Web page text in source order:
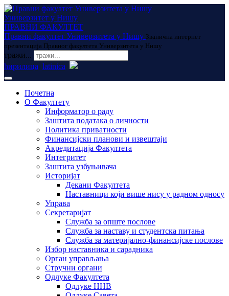
Универзитет у Нишу
ПРАВНИ ФАКУЛТЕТ
Правни факултет Универзитета у Нишу Званична интернет
презентација Правног факултета Универзитета у Нишу
тражи...
ћирилица latinica
Почетна
О Факултету
Информатор о раду
Заштита података о личности
Политика приватности
Финансијски планови и извештаји
Акредитација Факултета
Интегритет
Заштита узбуњивача
Историјат
Декани Факултета
Наставници који више нису у радном односу
Управа
Секретаријат
Служба за опште послове
Служба за наставу и студентска питања
Служба за материјално-финансијске послове
Избор наставника и сарадника
Oрган управљања
Стручни органи
Одлуке Факултета
Одлуке ННВ